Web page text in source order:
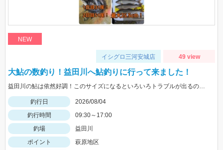
NEW
イシグロ三河安城店 49 view
大鮎の数釣り！益田川へ鮎釣りに行って来ました！
釣行日
2026/08/04
釣行時間
09:30～17:00
釣場
益田川
ポイント
萩原地区